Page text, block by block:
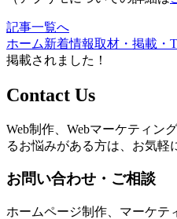
記事一覧へ
ホーム新着情報取材・掲載・
掲載されました！
Contact Us
Web制作、Webマーケティン
るお悩みがある方は、お気軽
お問い合わせ・ご相談
ホームページ制作、マーケテ